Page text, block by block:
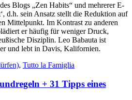
Blogs „Zen Habits“ und mehrerer E-
d.h. sein Ansatz stellt die Reduktion auf
Mittelpunkt. Im Kontrast zu anderen
er häufig für weniger Druck,
Disziplin. Leo Babauta ist
und lebt in Davis, Kalifornien.
, Tutto la Famiglia
+ 31 Tipps eines